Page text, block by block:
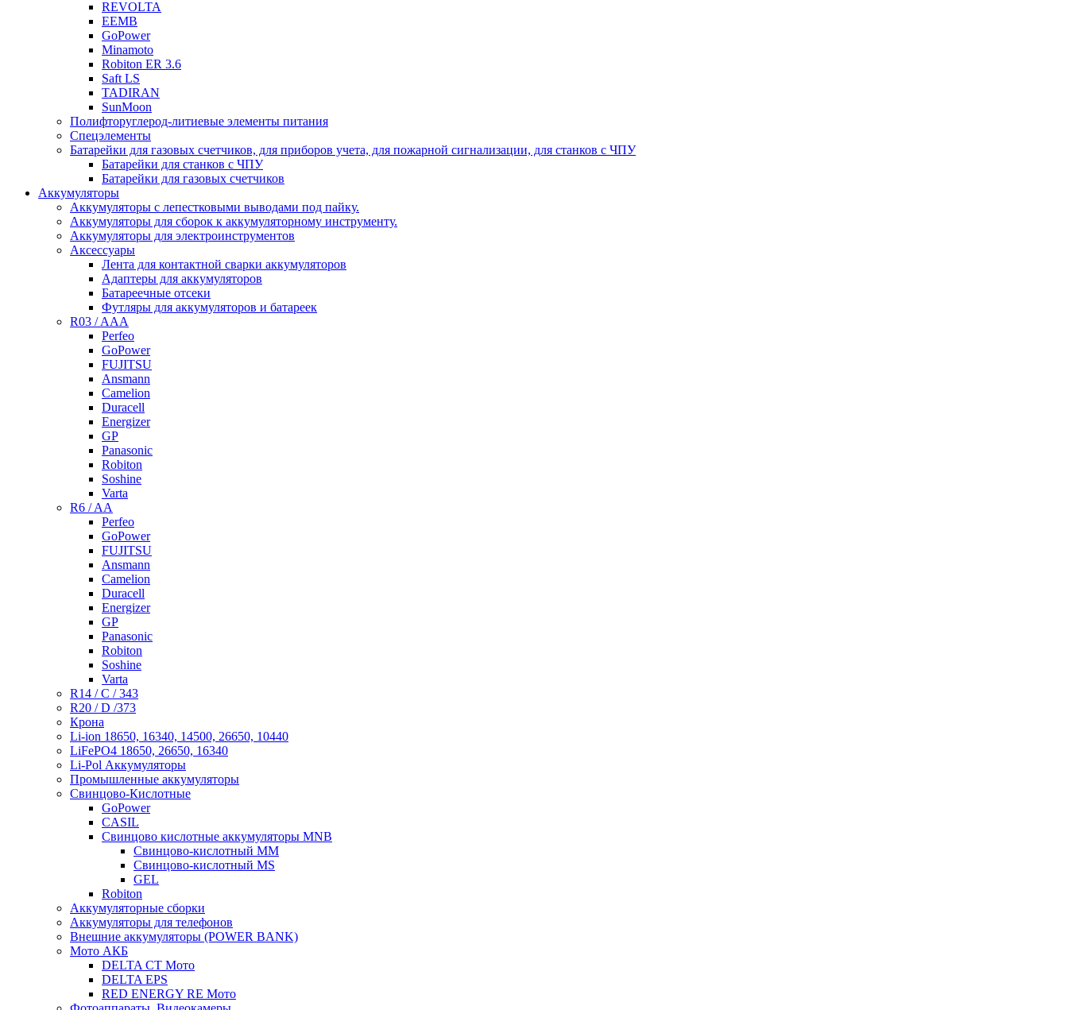
REVOLTA
EEMB
GoPower
Minamoto
Robiton ER 3.6
Saft LS
TADIRAN
SunMoon
Полифторуглерод-литиевые элементы питания
Спецэлементы
Батарейки для газовых счетчиков, для приборов учета, для пожарной сигнализации, для станков с ЧПУ
Батарейки для станков с ЧПУ
Батарейки для газовых счетчиков
Аккумуляторы
Аккумуляторы с лепестковыми выводами под пайку.
Аккумуляторы для сборок к аккумуляторному инструменту.
Аккумуляторы для электроинструментов
Аксессуары
Лента для контактной сварки аккумуляторов
Адаптеры для аккумуляторов
Батареечные отсеки
Футляры для аккумуляторов и батареек
R03 / AAA
Perfeo
GoPower
FUJITSU
Ansmann
Camelion
Duracell
Energizer
GP
Panasonic
Robiton
Soshine
Varta
R6 / AA
Perfeo
GoPower
FUJITSU
Ansmann
Camelion
Duracell
Energizer
GP
Panasonic
Robiton
Soshine
Varta
R14 / C / 343
R20 / D /373
Крона
Li-ion 18650, 16340, 14500, 26650, 10440
LiFePO4 18650, 26650, 16340
Li-Pol Аккумуляторы
Промышленные аккумуляторы
Свинцово-Кислотные
GoPower
CASIL
Свинцово кислотные аккумуляторы MNB
Cвинцово-кислотный MM
Cвинцово-кислотный MS
GEL
Robiton
Аккумуляторные сборки
Аккумуляторы для телефонов
Внешние аккумуляторы (POWER BANK)
Мото АКБ
DELTA CT Мото
DELTA EPS
RED ENERGY RE Мото